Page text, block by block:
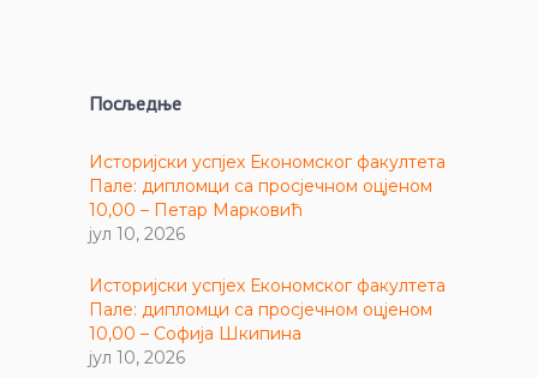
Посљедње
Историјски успјех Економског факултета
Пале: дипломци са просјечном оцјеном
10,00 – Петар Марковић
јул 10, 2026
Историјски успјех Економског факултета
Пале: дипломци са просјечном оцјеном
10,00 – Софија Шкипина
јул 10, 2026